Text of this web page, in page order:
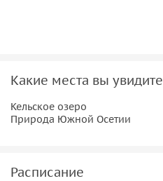
Какие места вы увидите
Кельское озеро
Природа Южной Осетии
Расписание